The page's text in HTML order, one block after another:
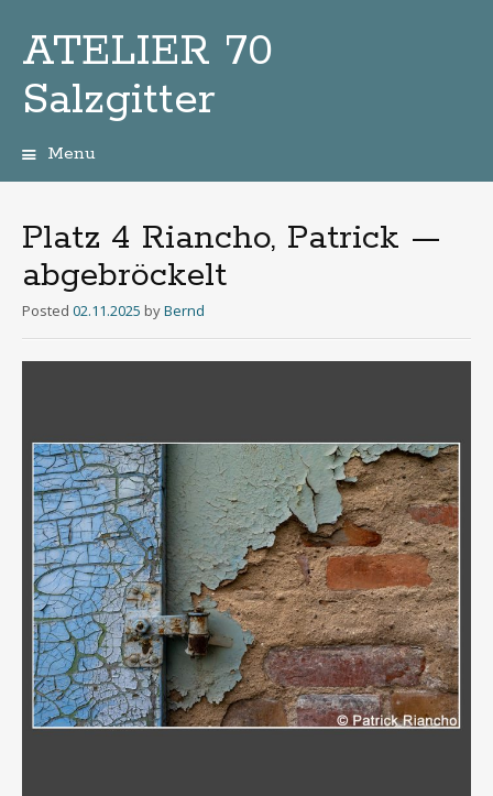
ATELIER 70
Salzgitter
Menu
Platz 4 Riancho, Patrick —
abgebröckelt
Posted 02.11.2025 byBernd